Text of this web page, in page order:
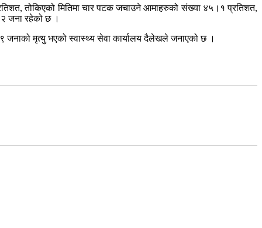
तोकिएको मितिमा चार पटक जचाउने आमाहरुको संख्या ४५।१ प्रतिशत,
जना रहेको छ ।
मृत्यु भएको स्वास्थ्य सेवा कार्यालय दैलेखले जनाएको छ ।